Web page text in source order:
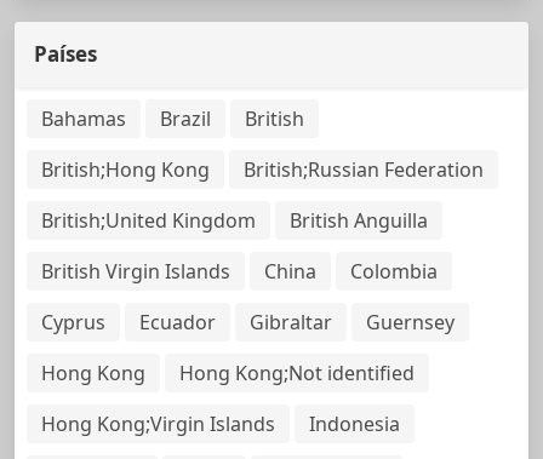
Países
Bahamas Brazil
British
British;Hong Kong
British;Russian Federation
British;United Kingdom
British Anguilla
British Virgin Islands
China
Colombia
Cyprus
Ecuador Gibraltar
Guernsey
Hong Kong
Hong Kong;Not identified
Hong Kong;Virgin Islands
Indonesia